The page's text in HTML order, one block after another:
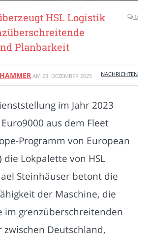
HSL Logistik
Planbarkeit
0
AM 23. DEZEMBER 2025 NACHRICHTEN
im Jahr 2023
aus dem Fleet
Programm von European
die Lokpalette von HSL
Steinhäuser betont die
der Maschine, die
im grenzüberschreitenden
Deutschland,